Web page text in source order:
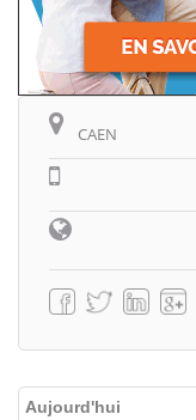
CAEN
Aujourd'hui